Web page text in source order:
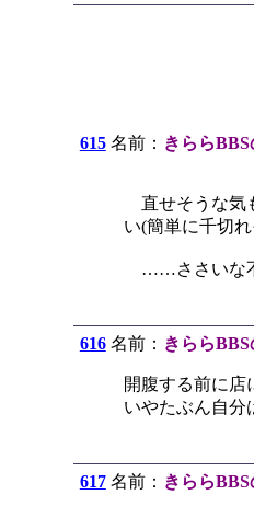
615名前： きらら
直せそうな気
い(簡単に千切
……ささいな不
616名前： きらら
開腹する前に店
いやたぶん自分
617名前： きらら